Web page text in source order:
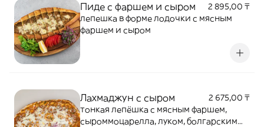
Пиде с фаршем и сыром
2 895,00 ₸
лепешка в форме лодочки с мясным
фаршем и сыром
Лахмаджун с сыром
2 675,00 ₸
тонкая лепёшка с мясным фаршем,
сыроммоцарелла, луком, болгарским